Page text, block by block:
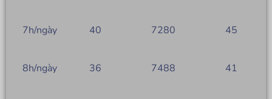
7h/ngày 40 7280 45
8h/ngày 36 7488 41